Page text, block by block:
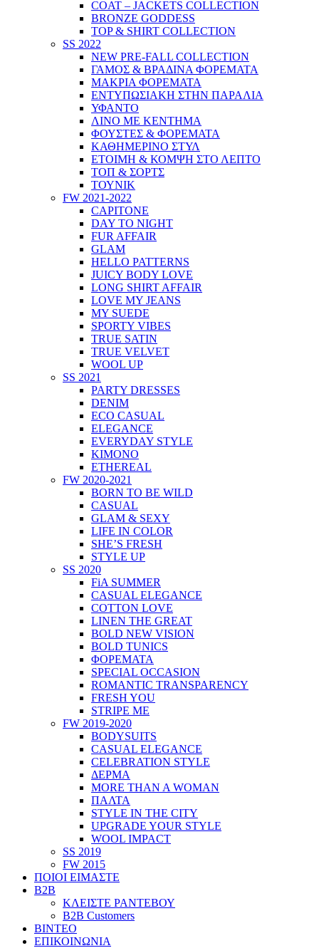
COAT – JACKETS COLLECTION
BRONZE GODDESS
TOP & SHIRT COLLECTION
SS 2022
NEW PRE-FALL COLLECTION
ΓΑΜΟΣ & ΒΡΑΔΙΝΑ ΦΟΡΕΜΑΤΑ
ΜΑΚΡΙΑ ΦΟΡΕΜΑΤΑ
ΕΝΤΥΠΩΣΙΑΚΗ ΣΤΗΝ ΠΑΡΑΛΙΑ
ΥΦΑΝΤΟ
ΛΙΝΟ ΜΕ ΚΕΝΤΗΜΑ
ΦΟΥΣΤΕΣ & ΦΟΡΕΜΑΤΑ
ΚΑΘΗΜΕΡΙΝΟ ΣΤΥΛ
ΕΤΟΙΜΗ & ΚΟΜΨΗ ΣΤΟ ΛΕΠΤΟ
ΤΟΠ & ΣΟΡΤΣ
ΤΟΥΝΙΚ
FW 2021-2022
CAPITONE
DAY TO NIGHT
FUR AFFAIR
GLAM
HELLO PATTERNS
JUICY BODY LOVE
LONG SHIRT AFFAIR
LOVE MY JEANS
MY SUEDE
SPORTY VIBES
TRUE SATIN
TRUE VELVET
WOOL UP
SS 2021
PARTY DRESSES
DENIM
ECO CASUAL
ELEGANCE
EVERYDAY STYLE
KIMONO
ETHEREAL
FW 2020-2021
BORN TO BE WILD
CASUAL
GLAM & SEXY
LIFE IN COLOR
SHE’S FRESH
STYLE UP
SS 2020
FiA SUMMER
CASUAL ELEGANCE
COTTON LOVE
LINEN THE GREAT
BOLD NEW VISION
BOLD TUNICS
ΦΟΡΕΜΑΤΑ
SPECIAL OCCASION
ROMANTIC TRANSPARENCY
FRESH YOU
STRIPE ME
FW 2019-2020
BODYSUITS
CASUAL ELEGANCE
CELEBRATION STYLE
ΔΕΡΜΑ
MORE THAN A WOMAN
ΠΑΛΤΑ
STYLE IN THE CITY
UPGRADE YOUR STYLE
WOOL IMPACT
SS 2019
FW 2015
ΠΟΙΟΙ ΕΙΜΑΣΤΕ
B2B
ΚΛΕΙΣΤΕ ΡΑΝΤΕΒΟΥ
B2B Customers
ΒΙΝΤΕΟ
ΕΠΙΚΟΙΝΩΝΙΑ